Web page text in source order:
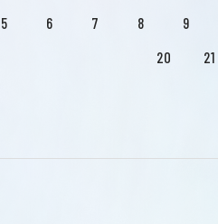
5 6 7 8 9
20
21